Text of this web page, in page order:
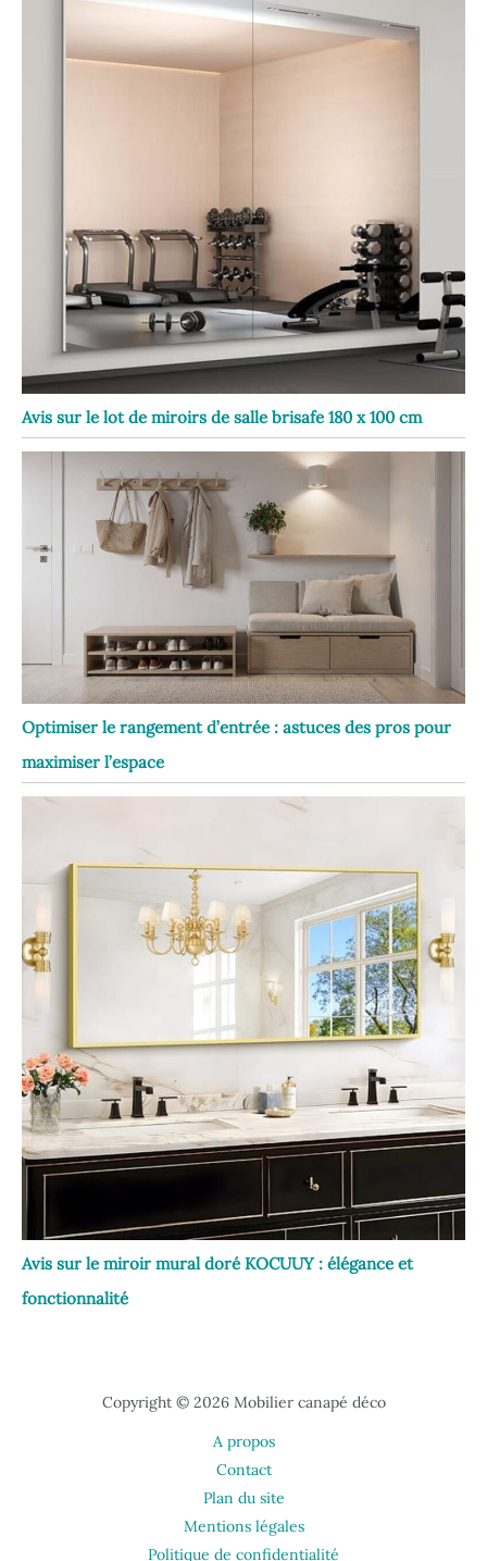
Avis sur le lot de miroirs de salle brisafe 180 x 100 cm
Optimiser le rangement d’entrée : astuces des pros pour
maximiser l’espace
Avis sur le miroir mural doré KOCUUY : élégance et
fonctionnalité
Copyright © 2026 Mobilier canapé déco
A propos
Contact
Plan du site
Mentions légales
Politique de confidentialité